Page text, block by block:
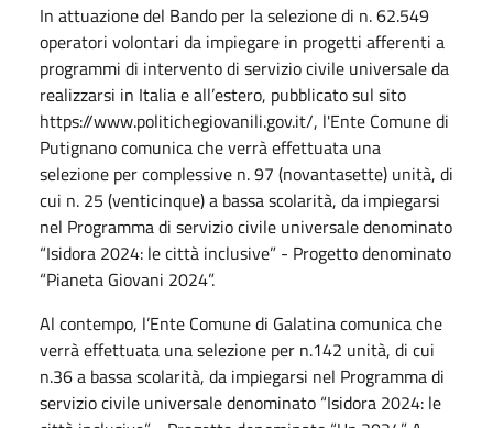
In attuazione del Bando per la selezione di n. 62.549
operatori volontari da impiegare in progetti afferenti a
programmi di intervento di servizio civile universale da
realizzarsi in Italia e all’estero, pubblicato sul sito
https://www.politichegiovanili.gov.it/, l'Ente Comune di
Putignano comunica che verrà effettuata una
selezione per complessive n. 97 (novantasette) unità, di
cui n. 25 (venticinque) a bassa scolarità, da impiegarsi
nel Programma di servizio civile universale denominato
“Isidora 2024: le città inclusive” - Progetto denominato
“Pianeta Giovani 2024”.
Al contempo, l’Ente Comune di Galatina comunica che
verrà effettuata una selezione per n.142 unità, di cui
n.36 a bassa scolarità, da impiegarsi nel Programma di
servizio civile universale denominato “Isidora 2024: le